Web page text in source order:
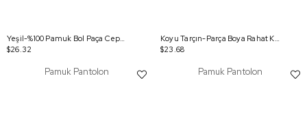
Yeşil-%100 Pamuk Bol Paça Cepli Pantolon
$26.32
Koyu Tarçın-Parça Boya Rahat Kalıp Likralı Pantolon
$23.68
Pamuk Pantolon Pamuk Pantolon